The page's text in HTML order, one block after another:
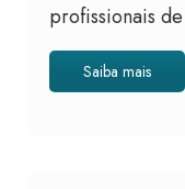
profissionais
Saiba mais